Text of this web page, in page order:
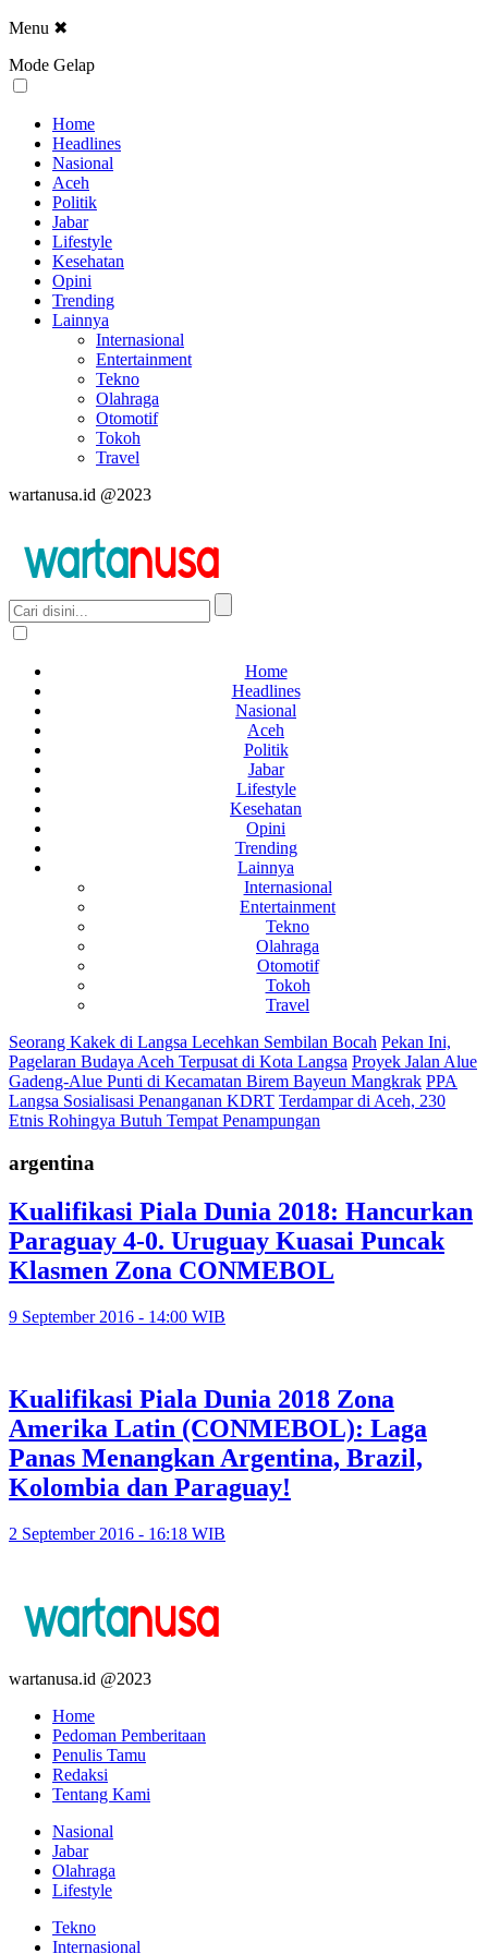
Menu ✖
Mode Gelap
Home
Headlines
Nasional
Aceh
Politik
Jabar
Lifestyle
Kesehatan
Opini
Trending
Lainnya
Internasional
Entertainment
Tekno
Olahraga
Otomotif
Tokoh
Travel
wartanusa.id @2023
Home
Headlines
Nasional
Aceh
Politik
Jabar
Lifestyle
Kesehatan
Opini
Trending
Lainnya
Internasional
Entertainment
Tekno
Olahraga
Otomotif
Tokoh
Travel
Seorang Kakek di Langsa Lecehkan Sembilan Bocah Pekan Ini,
Pagelaran Budaya Aceh Terpusat di Kota Langsa Proyek Jalan Alue
Gadeng-Alue Punti di Kecamatan Birem Bayeun Mangkrak PPA
Langsa Sosialisasi Penanganan KDRT Terdampar di Aceh, 230
Etnis Rohingya Butuh Tempat Penampungan
argentina
Kualifikasi Piala Dunia 2018: Hancurkan
Paraguay 4-0. Uruguay Kuasai Puncak
Klasmen Zona CONMEBOL
9 September 2016 - 14:00 WIB
Kualifikasi Piala Dunia 2018 Zona
Amerika Latin (CONMEBOL): Laga
Panas Menangkan Argentina, Brazil,
Kolombia dan Paraguay!
2 September 2016 - 16:18 WIB
wartanusa.id @2023
Home
Pedoman Pemberitaan
Penulis Tamu
Redaksi
Tentang Kami
Nasional
Jabar
Olahraga
Lifestyle
Tekno
Internasional